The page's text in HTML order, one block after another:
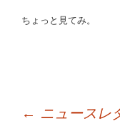
ちょっと見てみ。
← ニュースレ